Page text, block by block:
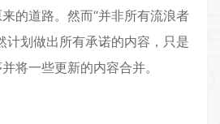
的道路。然而“并非所有流浪者
计划做出所有承诺的内容，只是
将一些更新的内容合并。